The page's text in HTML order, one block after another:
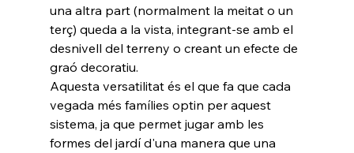
una altra part (normalment la meitat o un
terç) queda a la vista, integrant-se amb el
desnivell del terreny o creant un efecte de
graó decoratiu.
Aquesta versatilitat és el que fa que cada
vegada més famílies optin per aquest
sistema, ja que permet jugar amb les
formes del jardí d'una manera que una